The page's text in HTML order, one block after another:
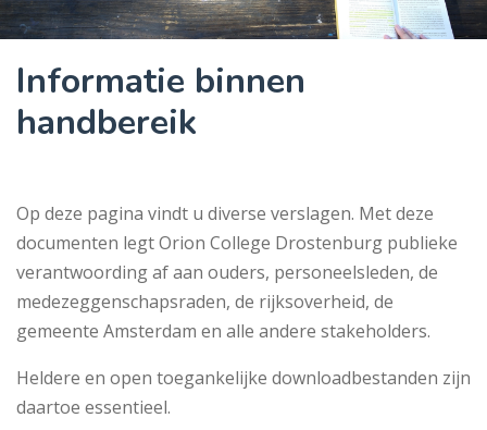
Informatie binnen
handbereik
Op deze pagina vindt u diverse verslagen. Met deze
documenten legt Orion College Drostenburg publieke
verantwoording af aan ouders, personeelsleden, de
medezeggenschapsraden, de rijksoverheid, de
gemeente Amsterdam en alle andere stakeholders.
Heldere en open toegankelijke downloadbestanden zijn
daartoe essentieel.